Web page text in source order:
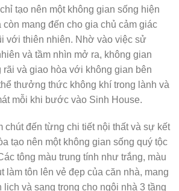
tạo nên một không gian sống hiện
còn mang đến cho gia chủ cảm giác
với thiên nhiên. Nhờ vào việc sử
và tầm nhìn mở ra, không gian
rãi và giao hòa với không gian bên
thưởng thức không khí trong lành và
mỗi khi bước vào Sinh House.
chút đến từng chi tiết nội thất và sự kết
tạo nên một không gian sống quý tộc
tông màu trung tính như trắng, màu
làm tôn lên vẻ đẹp của căn nhà, mang
lịch và sang trọng cho ngôi nhà 3 tầng